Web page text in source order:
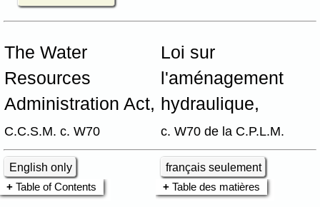
The Water
Resources
Administration Act,
C.C.S.M. c. W70
Loi sur
l'aménagement
hydraulique,
c. W70 de la C.P.L.M.
English only
français seulement
Table of Contents
Table des matières